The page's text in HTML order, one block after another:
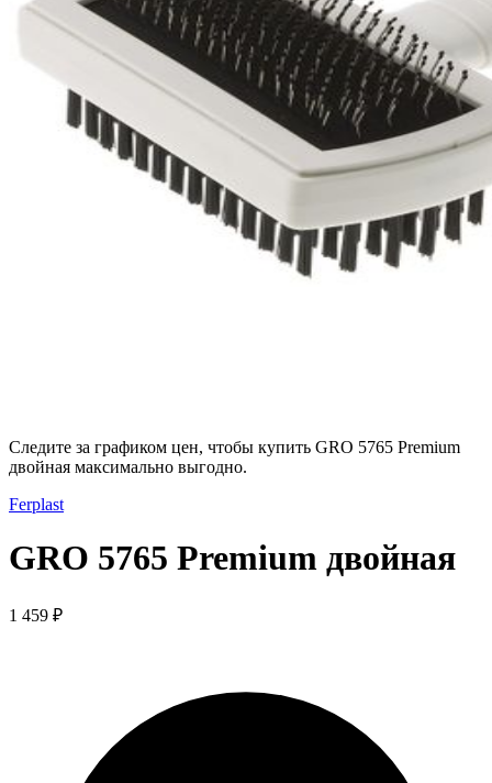
Следите за графиком цен, чтобы купить GRO 5765 Premium
двойная максимально выгодно.
Ferplast
GRO 5765 Premium двойная
1 459 ₽